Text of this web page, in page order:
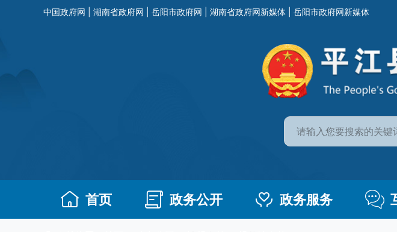
中国政府网 湖南省政府网 岳阳市政府网 湖南省政府网新媒体 岳阳市政府网新媒体
首页 政务公开 政务服务